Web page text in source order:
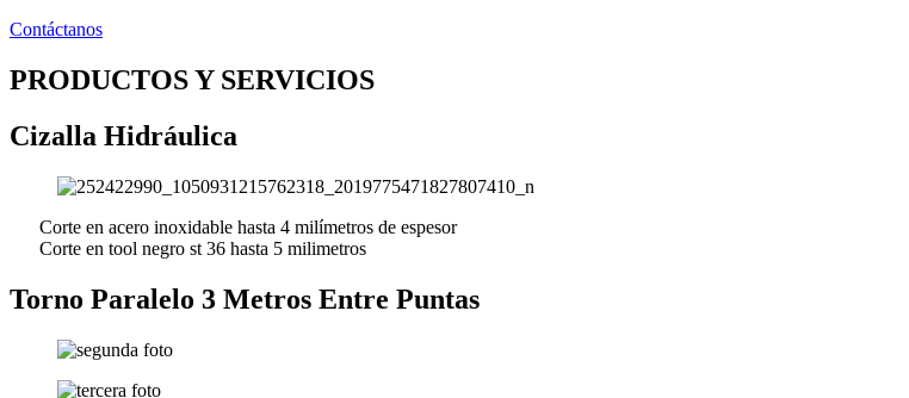
Contáctanos
PRODUCTOS Y SERVICIOS
Cizalla Hidráulica
Corte en acero inoxidable hasta 4 milímetros de espesor
Corte en tool negro st 36 hasta 5 milimetros
Torno Paralelo 3 Metros Entre Puntas